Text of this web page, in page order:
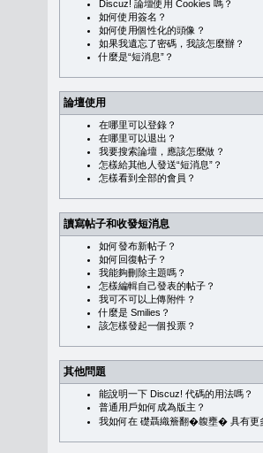
Discuz! 論壇使用 Cookies 嗎？
如何使用簽名？
如何使用個性化的頭像？
如果我遺忘了密碼，我該怎麼辦？
什麼是“短消息”？
論壇使用
在哪里可以登錄？
在哪里可以退出？
我要搜索論壇，應該怎麼做？
怎樣給其他人發送“短消息”？
怎樣看到全部的會員？
讀寫帖子和收發短消息
如何發布新帖子？
如何回復帖子？
我能夠刪除主題嗎？
怎樣編輯自己發表的帖子？
我可不可以上傳附件？
什麼是 Smilies？
該怎樣發起一個投票？
其他問題
能說明一下 Discuz! 代碼的用法嗎？
普通用戶如何成為版主？
我如何在 礎聶織簷翻�䪖壅� 具有更